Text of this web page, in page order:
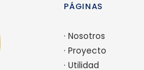
PÁGINAS
·Nosotros
·Proyecto
·Utilidad